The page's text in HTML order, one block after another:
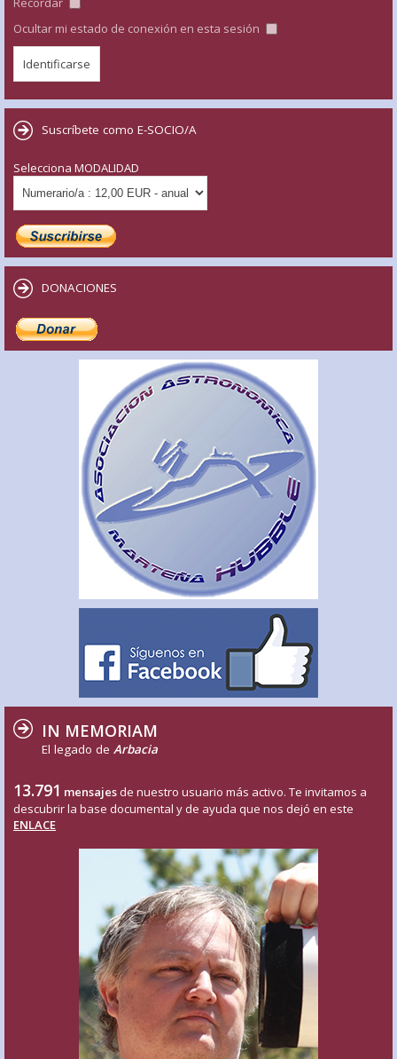
Ocultar mi estado de conexión en esta sesión
Suscríbete como E-SOCIO/A
Selecciona MODALIDAD
DONACIONES
IN MEMORIAM
El legado de Arbacia
13.791 mensajes de nuestro usuario más activo. Te invitamos a
descubrir la base documental y de ayuda que nos dejó en este
ENLACE